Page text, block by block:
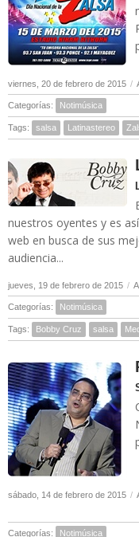
viernes, 20 de febrero de 2015 /
Categorías: Notimúsica
Tags: salsa Latinastereo
nuestros oyentes y es
web en busca de sus
audiencia...
jueves, 19 de febrero de 2015 /
Categorías: Notimúsica
Tags: Bobby Cruz salsa
sábado, 14 de febrero de 2015 /
Categorías: Notimúsica